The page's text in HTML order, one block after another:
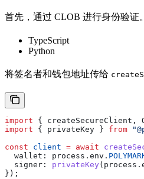
首先，通过 CLOB 进行身份验证。
TypeScript
Python
将签名者和钱包地址传给
import { createSecureClient ,
import { privateKey } from
const client = await
  wallet:
process . env .
  signer:
privateKey ( process .
});